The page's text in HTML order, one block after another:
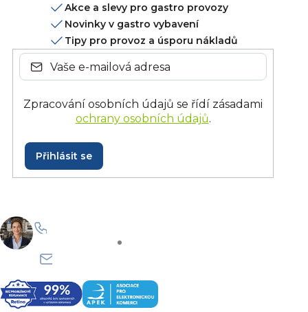
Akce a slevy pro gastro provozy
Novinky v gastro vybavení
Tipy pro provoz a úsporu nákladů
Zpracování osobních údajů se řídí zásadami
ochrany osobních údajů.
Přihlásit se